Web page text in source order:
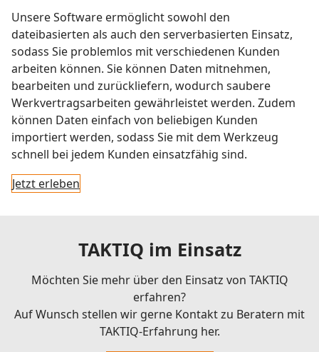
Unsere Software ermöglicht sowohl den
dateibasierten als auch den serverbasierten Einsatz,
sodass Sie problemlos mit verschiedenen Kunden
arbeiten können. Sie können Daten mitnehmen,
bearbeiten und zurückliefern, wodurch saubere
Werkvertragsarbeiten gewährleistet werden. Zudem
können Daten einfach von beliebigen Kunden
importiert werden, sodass Sie mit dem Werkzeug
schnell bei jedem Kunden einsatzfähig sind.
Jetzt erleben
TAKTIQ im Einsatz
Möchten Sie mehr über den Einsatz von TAKTIQ
erfahren?
Auf Wunsch stellen wir gerne Kontakt zu Beratern mit
TAKTIQ-Erfahrung her.